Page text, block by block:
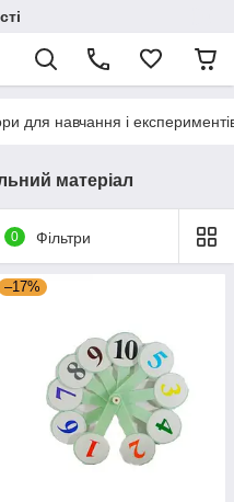
для навчання і
матеріал
0 Фільтри
–17%